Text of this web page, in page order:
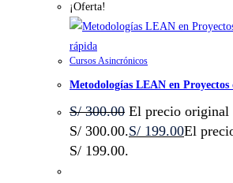
¡Oferta!
rápida
Cursos Asincrónicos
Metodologías LEAN en Proyectos
S/300.00 El precio original
S/ 300.00.S/ 199.00El
S/ 199.00.